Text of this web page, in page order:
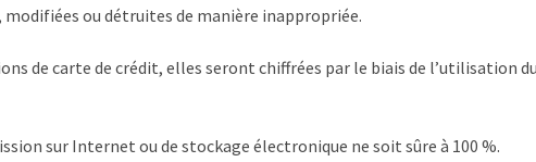
ou détruites de manière inappropriée.
de carte de crédit, elles seront chiffrées par le biais de l’utilisation
sur Internet ou de stockage électronique ne soit sûre à 100 %.